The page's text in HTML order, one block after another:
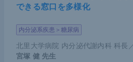
できる窓口を多様化
内分泌系疾患＞糖尿病
北里大学病院 内分泌代謝内科 科長
宮塚 健 先生